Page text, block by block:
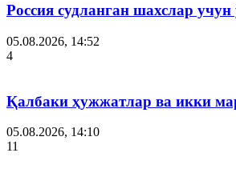
Россия судланган шахслар
05.08.2026, 14:52
4
Қалбаки ҳужжатлар ва икки
05.08.2026, 14:10
11